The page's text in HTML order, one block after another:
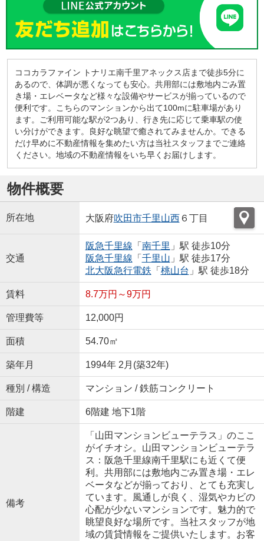
ココカラファイン トナリエ南千里アネックス店まで徒歩5分に
あるので、体調が悪くなっても安心。共用部には敷地内ごみ置
き場・エレベータなど様々な設備やサービスが揃っているので
便利です。こちらのマンションから出て100mに駐車場があり
ます。ご利用可能な駅が2つあり、行き先に応じて乗車駅の使
い分けができます。良好な眺望で癒されてみませんか。できる
だけ早めに不動産情報を集めたい方は当社スタッフまでご連絡
ください。地域の不動産情報をいち早くお届けします。
物件概要
所在地 大阪府吹田市千里山西６丁目
交通
阪急千里線 「 南千里 」駅 徒歩10分
阪急千里線 「 千里山 」駅 徒歩17分
北大阪急行電鉄 「 桃山台 」駅 徒歩18分
賃料 8.7万円～9万円
管理費等 12,000円
面積 54.70㎡
築年月 1994年 2月(築32年)
種別 / 構造 マンション / 鉄筋コンクリート
階建 6階建 地下1階
備考
「山田マンションビューテラス」のここ
がイチオシ。山田マンションビューテラ
ス：阪急千里線南千里駅にも近くて便
利。共用部には敷地内ごみ置き場・エレ
ベータなどが揃っており、とても充実し
ています。風通しが良く、湿気やカビの
心配が少ないマンションです。魅力的で
眺望良好な場所です。当社スタッフが地
域の賃貸情報をご提供いたします。お客